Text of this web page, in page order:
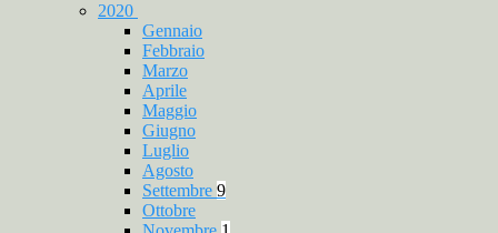
2020
Gennaio
Febbraio
Marzo
Aprile
Maggio
Giugno
Luglio
Agosto
Settembre 9
Ottobre